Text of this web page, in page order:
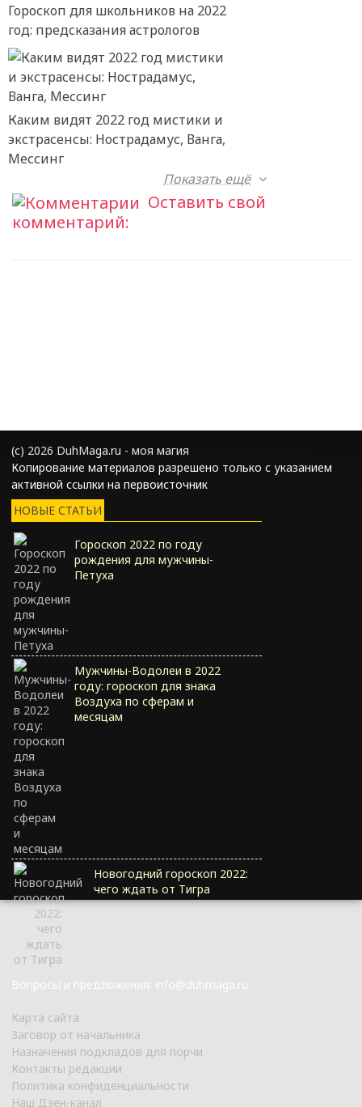
Гороскоп для школьников на 2022
год: предсказания астрологов
Каким видят 2022 год мистики и
экстрасенсы: Нострадамус, Ванга,
Мессинг
Показать ещё
Оставить свой
комментарий:
(с) 2026 DuhMaga.ru - моя магия
Копирование материалов разрешено только с указанием
активной ссылки на первоисточник
НОВЫЕ СТАТЬИ
Гороскоп 2022 по году
рождения для мужчины-
Петуха
Мужчины-Водолеи в 2022
году: гороскоп для знака
Воздуха по сферам и
месяцам
Новогодний гороскоп 2022:
чего ждать от Тигра
Вопросы и предложения: info@duhmaga.ru
Карта сайта
Заговор от начальника
Назначения подкладов для порчи
Контакты редакции
Политика конфиденциальности
Наш Дзен-канал